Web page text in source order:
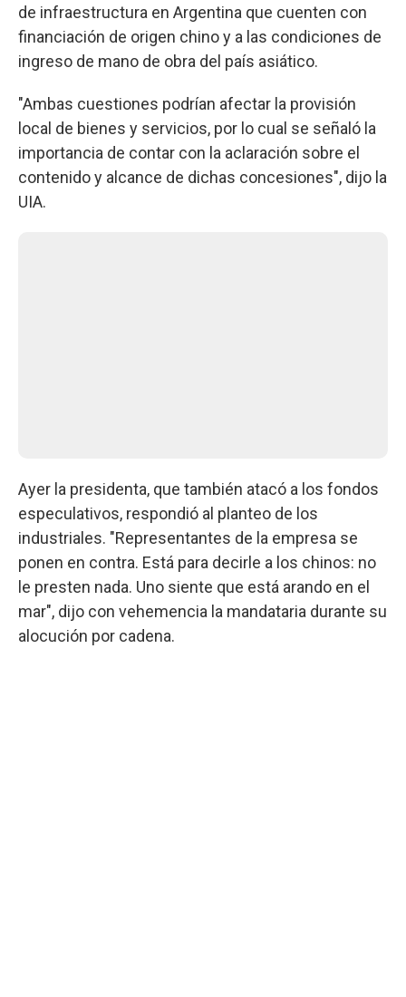
de infraestructura en Argentina que cuenten con
financiación de origen chino y a las condiciones de
ingreso de mano de obra del país asiático.
"Ambas cuestiones podrían afectar la provisión
local de bienes y servicios, por lo cual se señaló la
importancia de contar con la aclaración sobre el
contenido y alcance de dichas concesiones", dijo la
UIA.
Ayer la presidenta, que también atacó a los fondos
especulativos, respondió al planteo de los
industriales. "Representantes de la empresa se
ponen en contra. Está para decirle a los chinos: no
le presten nada. Uno siente que está arando en el
mar", dijo con vehemencia la mandataria durante su
alocución por cadena.